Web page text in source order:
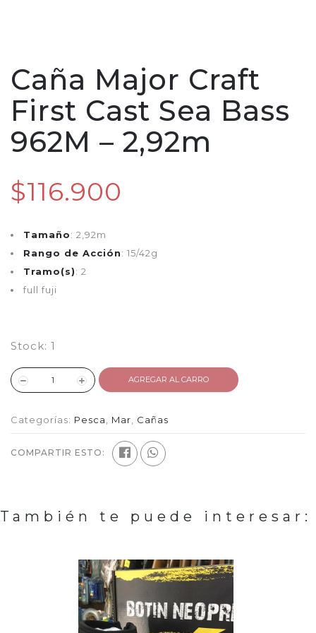
Caña Major Craft
First Cast Sea Bass
962M – 2,92m
$116.900
Tamaño: 2,92m
Rango de Acción: 15/42g
Tramo(s): 2
full fuji
Stock: 1
AGREGAR AL CARRO
Categorías: Pesca Mar Cañas
COMPARTIR ESTO:
También te puede interesar: